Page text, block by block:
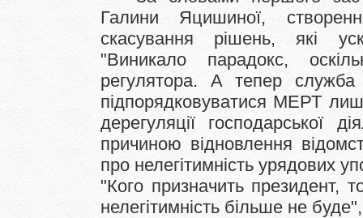
Галини Яцишиної,
скасування рішень, які
"Виникало парадокс,
регулятора. А тепер
підпорядковуватися МЕРТ
дерегуляції господарської
причиною відновлення
про нелегітимність урядових
"Кого призначить президент,
нелегітимність більше не